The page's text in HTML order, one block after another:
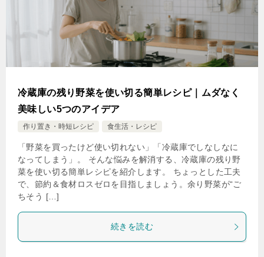
冷蔵庫の残り野菜を使い切る簡単レシピ｜ムダなく
美味しい5つのアイデア
作り置き・時短レシピ 食生活・レシピ
「野菜を買ったけど使い切れない」「冷蔵庫でしなしなに
なってしまう」。 そんな悩みを解消する、冷蔵庫の残り野
菜を使い切る簡単レシピを紹介します。 ちょっとした工夫
で、節約＆食材ロスゼロを目指しましょう。余り野菜が“ご
ちそう […]
続きを読む